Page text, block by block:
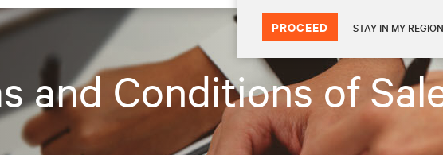
PROCEED STAY IN MY REGION
and Conditions of